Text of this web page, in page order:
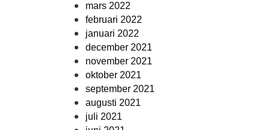
mars 2022
februari 2022
januari 2022
december 2021
november 2021
oktober 2021
september 2021
augusti 2021
juli 2021